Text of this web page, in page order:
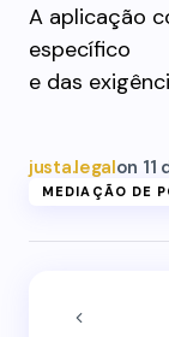
A aplicação
específico
e das
justa.legalon
MEDIAÇÃO DE